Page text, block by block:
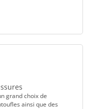
grand choix de
ainsi que des